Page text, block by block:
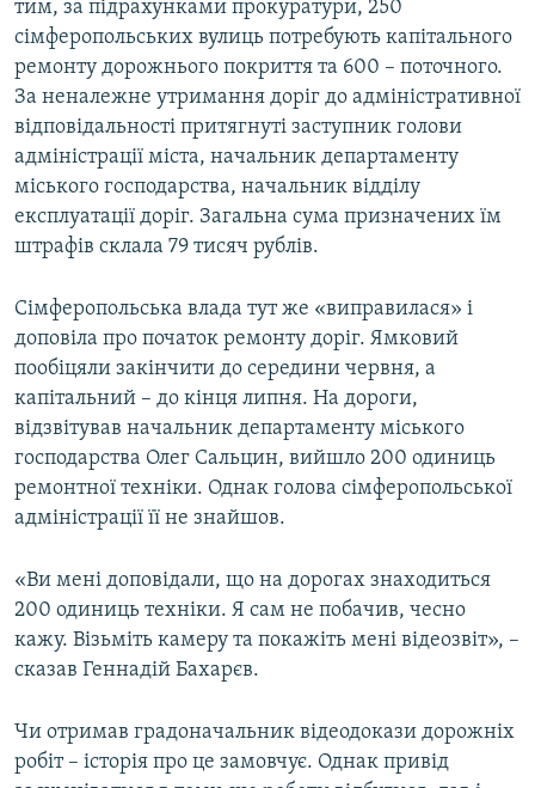
тим, за підрахунками прокуратури, 250
сімферопольських вулиць потребують капітального
ремонту дорожнього покриття та 600 – поточного.
За неналежне утримання доріг до адміністративної
відповідальності притягнуті заступник голови
адміністрації міста, начальник департаменту
міського господарства, начальник відділу
експлуатації доріг. Загальна сума призначених їм
штрафів склала 79 тисяч рублів.
Сімферопольська влада тут же «виправилася» і
доповіла про початок ремонту доріг. Ямковий
пообіцяли закінчити до середини червня, а
капітальний – до кінця липня. На дороги,
відзвітував начальник департаменту міського
господарства Олег Сальцин, вийшло 200 одиниць
ремонтної техніки. Однак голова сімферопольської
адміністрації її не знайшов.
«Ви мені доповідали, що на дорогах знаходиться
200 одиниць техніки. Я сам не побачив, чесно
кажу. Візьміть камеру та покажіть мені відеозвіт», –
сказав Геннадій Бахарєв.
Чи отримав градоначальник відеодокази дорожніх
робіт – історія про це замовчує. Однак привід